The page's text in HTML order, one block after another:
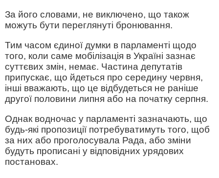
За його словами, не виключено, що також
можуть бути переглянуті бронювання.
Тим часом єдиної думки в парламенті щодо
того, коли саме мобілізація в Україні зазнає
суттєвих змін, немає. Частина депутатів
припускає, що йдеться про середину червня,
інші вважають, що це відбудеться не раніше
другої половини липня або на початку серпня.
Однак водночас у парламенті зазначають, що
будь-які пропозиції потребуватимуть того, щоб
за них або проголосувала Рада, або зміни
будуть прописані у відповідних урядових
постановах.